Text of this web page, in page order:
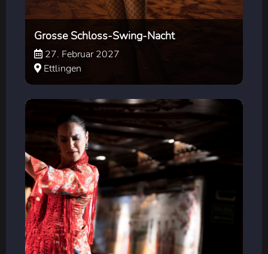
Grosse Schloss-Swing-Nacht
27. Februar 2027
Ettlingen